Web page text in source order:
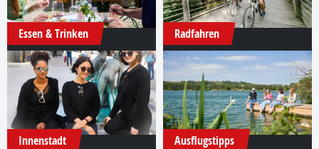
Essen & Trinken Radfahren
Innenstadt Ausflugstipps